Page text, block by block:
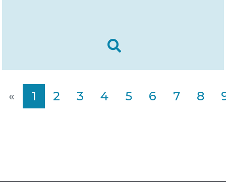
« 1 2 3 4 5 6 7 8